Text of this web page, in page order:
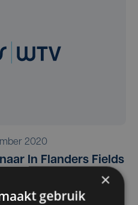
2020
In Flanders Fields
×
gebruik